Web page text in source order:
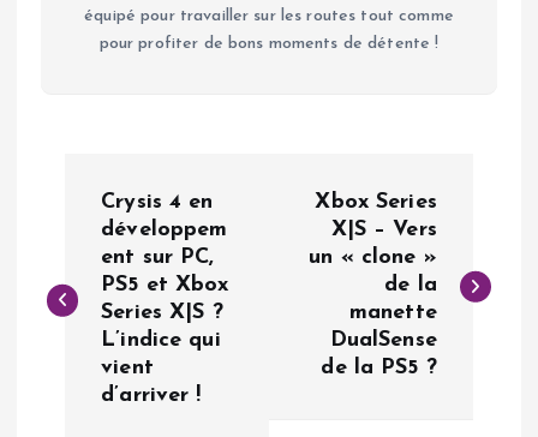
équipé pour travailler sur les routes tout comme
pour profiter de bons moments de détente !
v
Crysis 4 en
développem
ent sur PC,
PS5 et Xbox
Series X|S ?
L’indice qui
vient
d’arriver !
Xbox Series
X|S – Vers
un « clone »
de la
manette
DualSense
de la PS5 ?